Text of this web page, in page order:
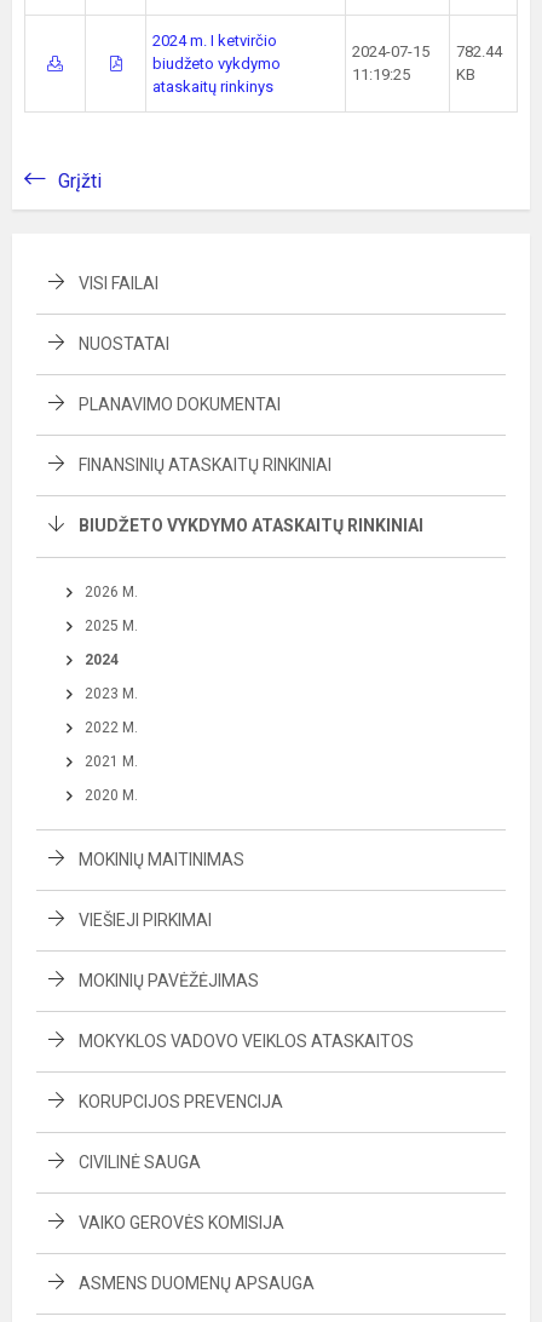
2024 m. I ketvirčio
biudžeto vykdymo
ataskaitų rinkinys
2024-07-15
11:19:25
782.44
KB
Grįžti
VISI FAILAI
NUOSTATAI
PLANAVIMO DOKUMENTAI
FINANSINIŲ ATASKAITŲ RINKINIAI
BIUDŽETO VYKDYMO ATASKAITŲ RINKINIAI
2026 M.
2025 M.
2024
2023 M.
2022 M.
2021 M.
2020 M.
MOKINIŲ MAITINIMAS
VIEŠIEJI PIRKIMAI
MOKINIŲ PAVĖŽĖJIMAS
MOKYKLOS VADOVO VEIKLOS ATASKAITOS
KORUPCIJOS PREVENCIJA
CIVILINĖ SAUGA
VAIKO GEROVĖS KOMISIJA
ASMENS DUOMENŲ APSAUGA